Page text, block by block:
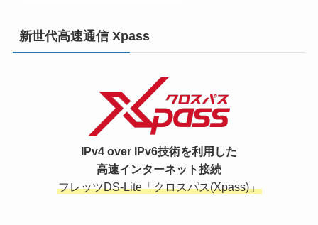
新世代高速通信 Xpass
IPv4 over IPv6技術を利用した
高速インターネット接続
フレッツDS-Lite「クロスパス(Xpass)」